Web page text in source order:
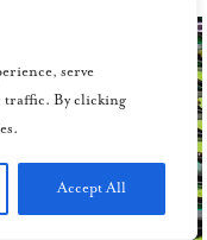
serve
traffic. By clicking
Accept All